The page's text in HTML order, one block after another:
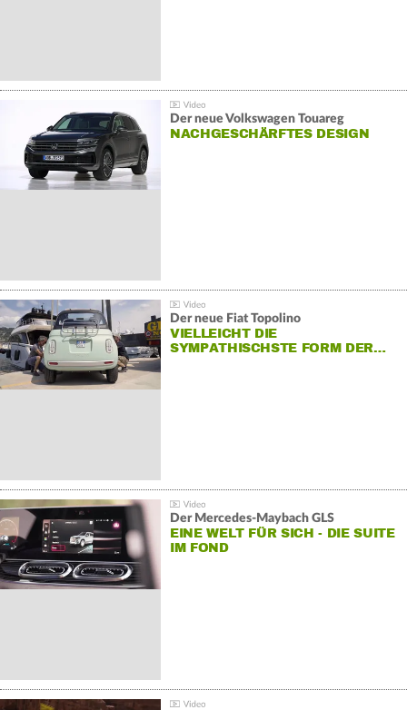
Der neue Volkswagen Touareg
NACHGESCHÄRFTES DESIGN
Der neue Fiat Topolino
VIELLEICHT DIE
SYMPATHISCHSTE FORM DER…
Der Mercedes‑Maybach GLS
EINE WELT FÜR SICH - DIE SUITE
IM FOND